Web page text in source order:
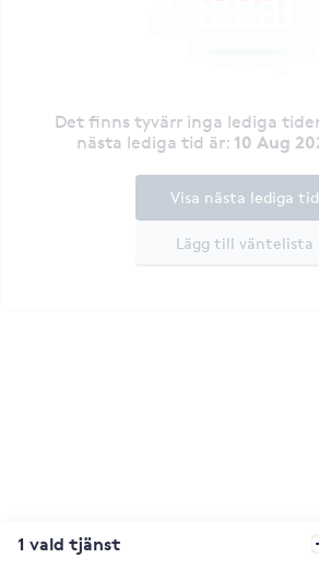
Det finns tyvärr inga lediga
nästa lediga tid är: 10 Aug
Lägg till väntelista
Visa nästa lediga tid
1 vald tjänst